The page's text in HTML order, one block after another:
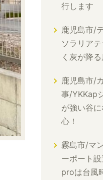
行します
鹿児島市/
ソラリア
く灰が降
鹿児島市/
事/YKKap
が強い谷
心！
霧島市/マ
ーポート
proは台風